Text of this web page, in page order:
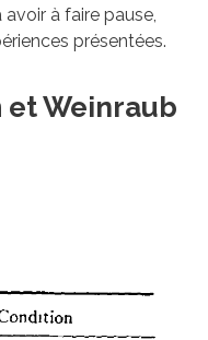
à faire pause,
présentées.
et Weinraub